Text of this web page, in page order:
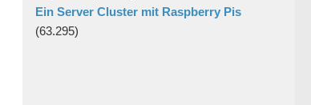
Ein Server Cluster mit Raspberry Pis
(63.295)